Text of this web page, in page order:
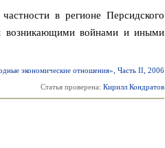
в регионе Персидского
возникающими войнами и иными
экономические отношения», Часть II, 2006
Статья проверена: Кирилл Кондратов